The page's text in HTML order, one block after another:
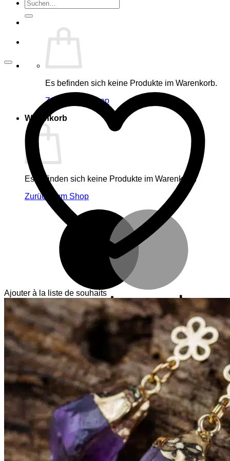
Suche
nach:
Es befinden sich keine Produkte im Warenkorb.
Zurück zum Shop
Warenkorb
Es befinden sich keine Produkte im Warenkorb.
Zurück zum Shop
Ajouter à la liste de souhaits